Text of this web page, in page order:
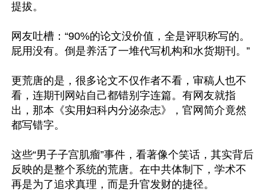
提拔。
网友吐槽：“90%的论文没价值，全是评职称写的。
屁用没有。倒是养活了一堆代写机构和水货期刊。”
更荒唐的是，很多论文不仅作者不看，审稿人也不
看，连期刊网站自己都错别字连篇。有网友就指
出，那本《实用妇科内分泌杂志》，官网简介竟然
都写错字。
这些“男子子宫肌瘤”事件，看著像个笑话，其实背后
反映的是整个系统的荒唐。在中共体制下，学术不
再是为了追求真理，而是升官发财的捷径。